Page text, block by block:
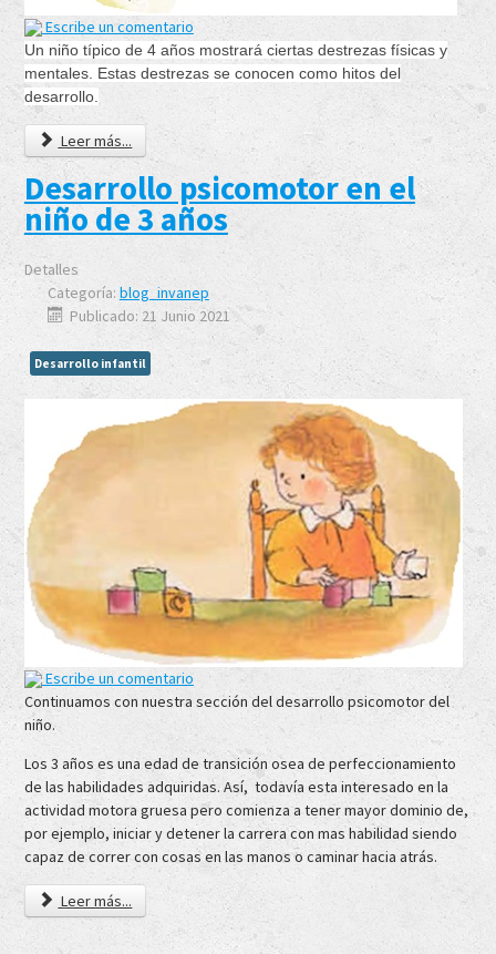
Escribe un comentario
Un niño típico de 4 años mostrará ciertas destrezas físicas y
mentales. Estas destrezas se conocen como hitos del
desarrollo.
Leer más...
Desarrollo psicomotor en el
niño de 3 años
Detalles
Categoría: blog_invanep
Publicado: 21 Junio 2021
Desarrollo infantil
Escribe un comentario
Continuamos con nuestra sección del desarrollo psicomotor del
niño.
Los 3 años es una edad de transición osea de perfeccionamiento
de las habilidades adquiridas. Así, todavía esta interesado en la
actividad motora gruesa pero comienza a tener mayor dominio de,
por ejemplo, iniciar y detener la carrera con mas habilidad siendo
capaz de correr con cosas en las manos o caminar hacia atrás.
Leer más...